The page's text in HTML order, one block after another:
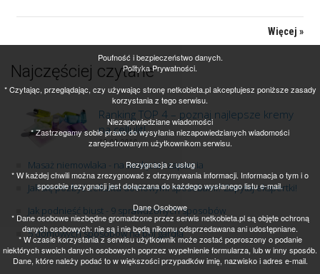
Więcej »
Najczęściej czytane
Ranking TOP 4 – poznaj najlepsze kremy
na cellulit!
13.09.2018
Masaż niemowlaka - na wzdęcia i zaparcia
Jak się pozbyć cellulitu domowymi sposobami? Zapytaj ekspertki!
Jak podnieść biust - 9 sprawdzonych sposobów
5 domowych sposobów na ból gardła
Poufność i bezpieczeństwo danych.
Polityka Prywatności.
* Czytając, przeglądając, czy używając stronę netkobieta.pl akceptujesz poniższe zasady
korzystania z tego serwisu.
Niezapowiedziane wiadomości
* Zastrzegamy sobie prawo do wysyłania niezapowiedzianych wiadomości
zarejestrowanym użytkownikom serwisu.
Rezygnacja z usług
* W każdej chwili można zrezygnować z otrzymywania informacji. Informacja o tym i o
sposobie rezygnacji jest dołączana do każdego wysłanego listu e-mail.
Dane Osobowe
* Dane osobowe niezbędne gromadzone przez serwis netkobieta.pl są objęte ochroną
danych osobowych: nie są i nie będą nikomu odsprzedawana ani udostępniane.
* W czasie korzystania z serwisu użytkownik może zostać poproszony o podanie
niektórych swoich danych osobowych poprzez wypełnienie formularza, lub w inny sposób.
Dane, które należy podać to w większości przypadków imię, nazwisko i adres e-mail.